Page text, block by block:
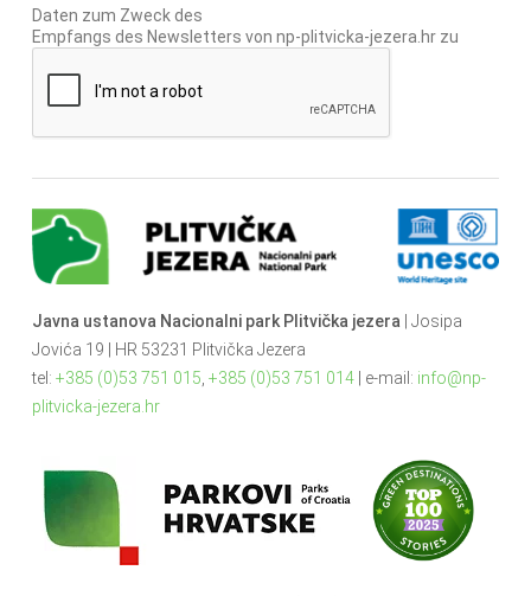
Daten zum Zweck des
Empfangs des Newsletters von np-plitvicka-jezera.hr zu
Javna ustanova Nacionalni park Plitvička jezera | Josipa
Jovića 19 | HR 53231 Plitvička Jezera
tel: +385 (0)53 751 015 +385 (0)53 751 014| e-mail: info@np-
plitvicka-jezera.hr